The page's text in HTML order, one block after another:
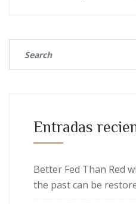
Entradas
Better Fed Than Red
the past can be